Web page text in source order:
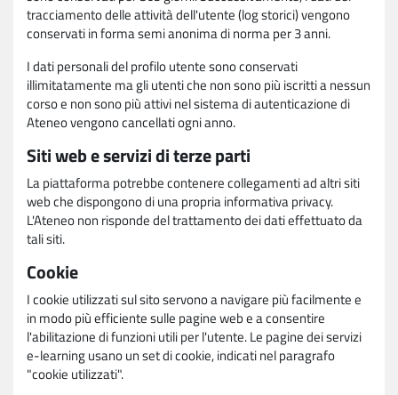
tracciamento delle attività dell'utente (log storici) vengono
conservati in forma semi anonima di norma per 3 anni.
I dati personali del profilo utente sono conservati
illimitatamente ma gli utenti che non sono più iscritti a nessun
corso e non sono più attivi nel sistema di autenticazione di
Ateneo vengono cancellati ogni anno.
Siti web e servizi di terze parti
La piattaforma potrebbe contenere collegamenti ad altri siti
web che dispongono di una propria informativa privacy.
L'Ateneo non risponde del trattamento dei dati effettuato da
tali siti.
Cookie
I cookie utilizzati sul sito servono a navigare più facilmente e
in modo più efficiente sulle pagine web e a consentire
l'abilitazione di funzioni utili per l'utente. Le pagine dei servizi
e-learning usano un set di cookie, indicati nel paragrafo
"cookie utilizzati".